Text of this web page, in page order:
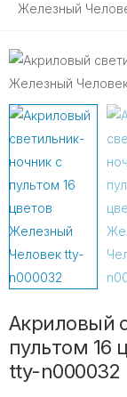
Железный
Акриловый
пультом 16
tty-n000032